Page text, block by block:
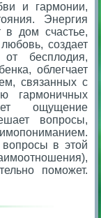
и гармонии,
Энергия
в дом счастье,
создает
от бесплодия,
облегчает
связанных с
гармоничных
ощущение
вопросы,
в этой
поможет.